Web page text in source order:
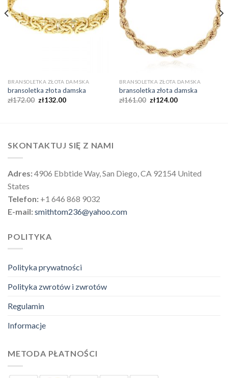
BRANSOLETKA ZŁOTA DAMSKA
bransoletka złota damska
zł172.00 zł132.00
BRANSOLETKA ZŁOTA DAMSKA
bransoletka złota damska
zł161.00 zł124.00
SKONTAKTUJ SIĘ Z NAMI
Adres:4906 Ebbtide Way, San Diego, CA 92154 United
States
Telefon: +1 646 868 9032
E-mail:smithtom236@yahoo.com
POLITYKA
Polityka prywatności
Polityka zwrotów i zwrotów
Regulamin
Informacje
METODA PŁATNOŚCI